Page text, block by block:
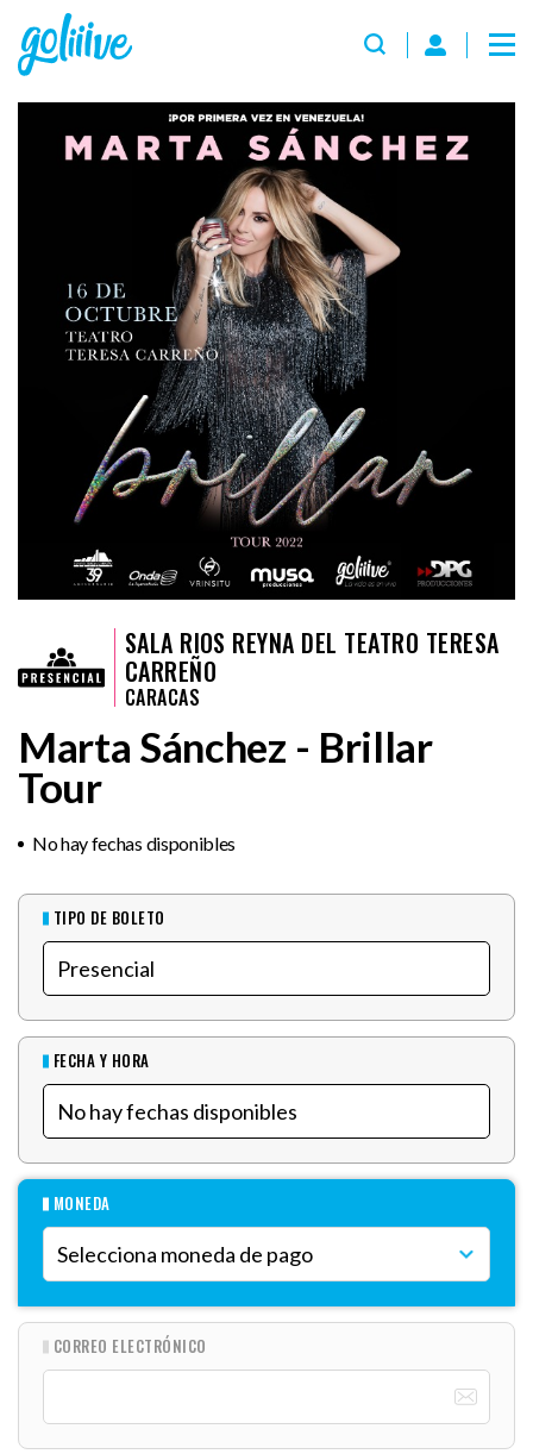
SALA RIOS REYNA DEL TEATRO TERESA
CARREÑO
CARACAS
Marta Sánchez - Brillar
Tour
No hay fechas disponibles
TIPO DE BOLETO
FECHA Y HORA
MONEDA
CORREO ELECTRÓNICO